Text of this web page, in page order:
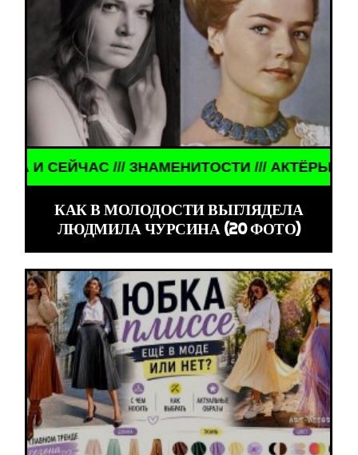
/// ЗНАМЕНИТОСТИ /// АКТЁРЫ ТОГДА И
КАК В МОЛОДОСТИ ВЫГЛЯДЕЛА
ЛЮДМИЛА ЧУРСИНА (20 ФОТО)